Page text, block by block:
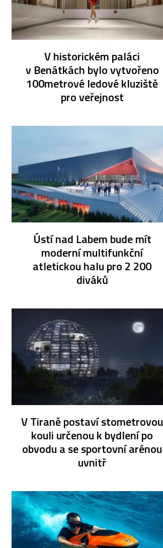
V historickém paláci
v Benátkách bylo vytvořeno
100metrové ledové kluziště
pro veřejnost
Ústí nad Labem bude mít
moderní multifunkční
atletickou halu pro 2 200
diváků
V Tiraně postaví stometrovou
kouli určenou k bydlení po
obvodu a se sportovní arénou
uvnitř